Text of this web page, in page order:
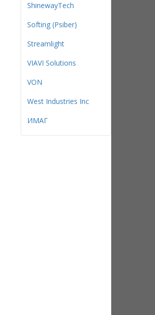
ShinewayTech
Softing (Psiber)
Streamlight
VIAVI Solutions
VON
West Industries Inc
ИМАГ